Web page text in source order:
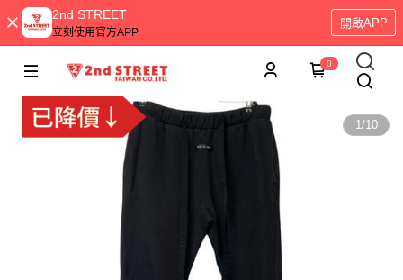
2nd STREET
立刻使用官方APP
開啟APP
0
1/10